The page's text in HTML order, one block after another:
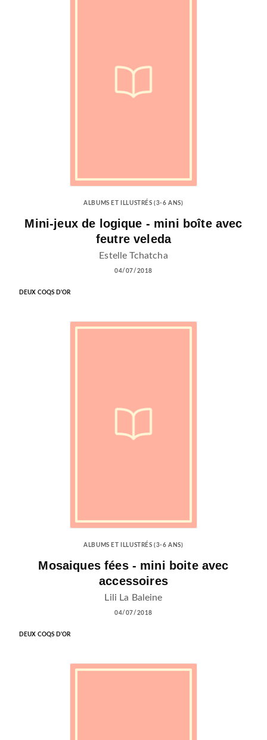
ALBUMS ET ILLUSTRÉS (3-6 ANS)
Mini-jeux de logique - mini boîte avec
feutre veleda
Estelle Tchatcha
04/07/2018
DEUX COQS D'OR
ALBUMS ET ILLUSTRÉS (3-6 ANS)
Mosaiques fées - mini boite avec
accessoires
Lili La Baleine
04/07/2018
DEUX COQS D'OR